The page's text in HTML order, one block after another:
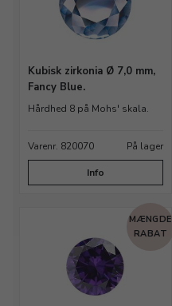
Kubisk zirkonia Ø 7,0 mm,
Fancy Blue.
Hårdhed 8 på Mohs' skala.
Varenr. 820070 På lager
Info
MÆNGDE
RABAT